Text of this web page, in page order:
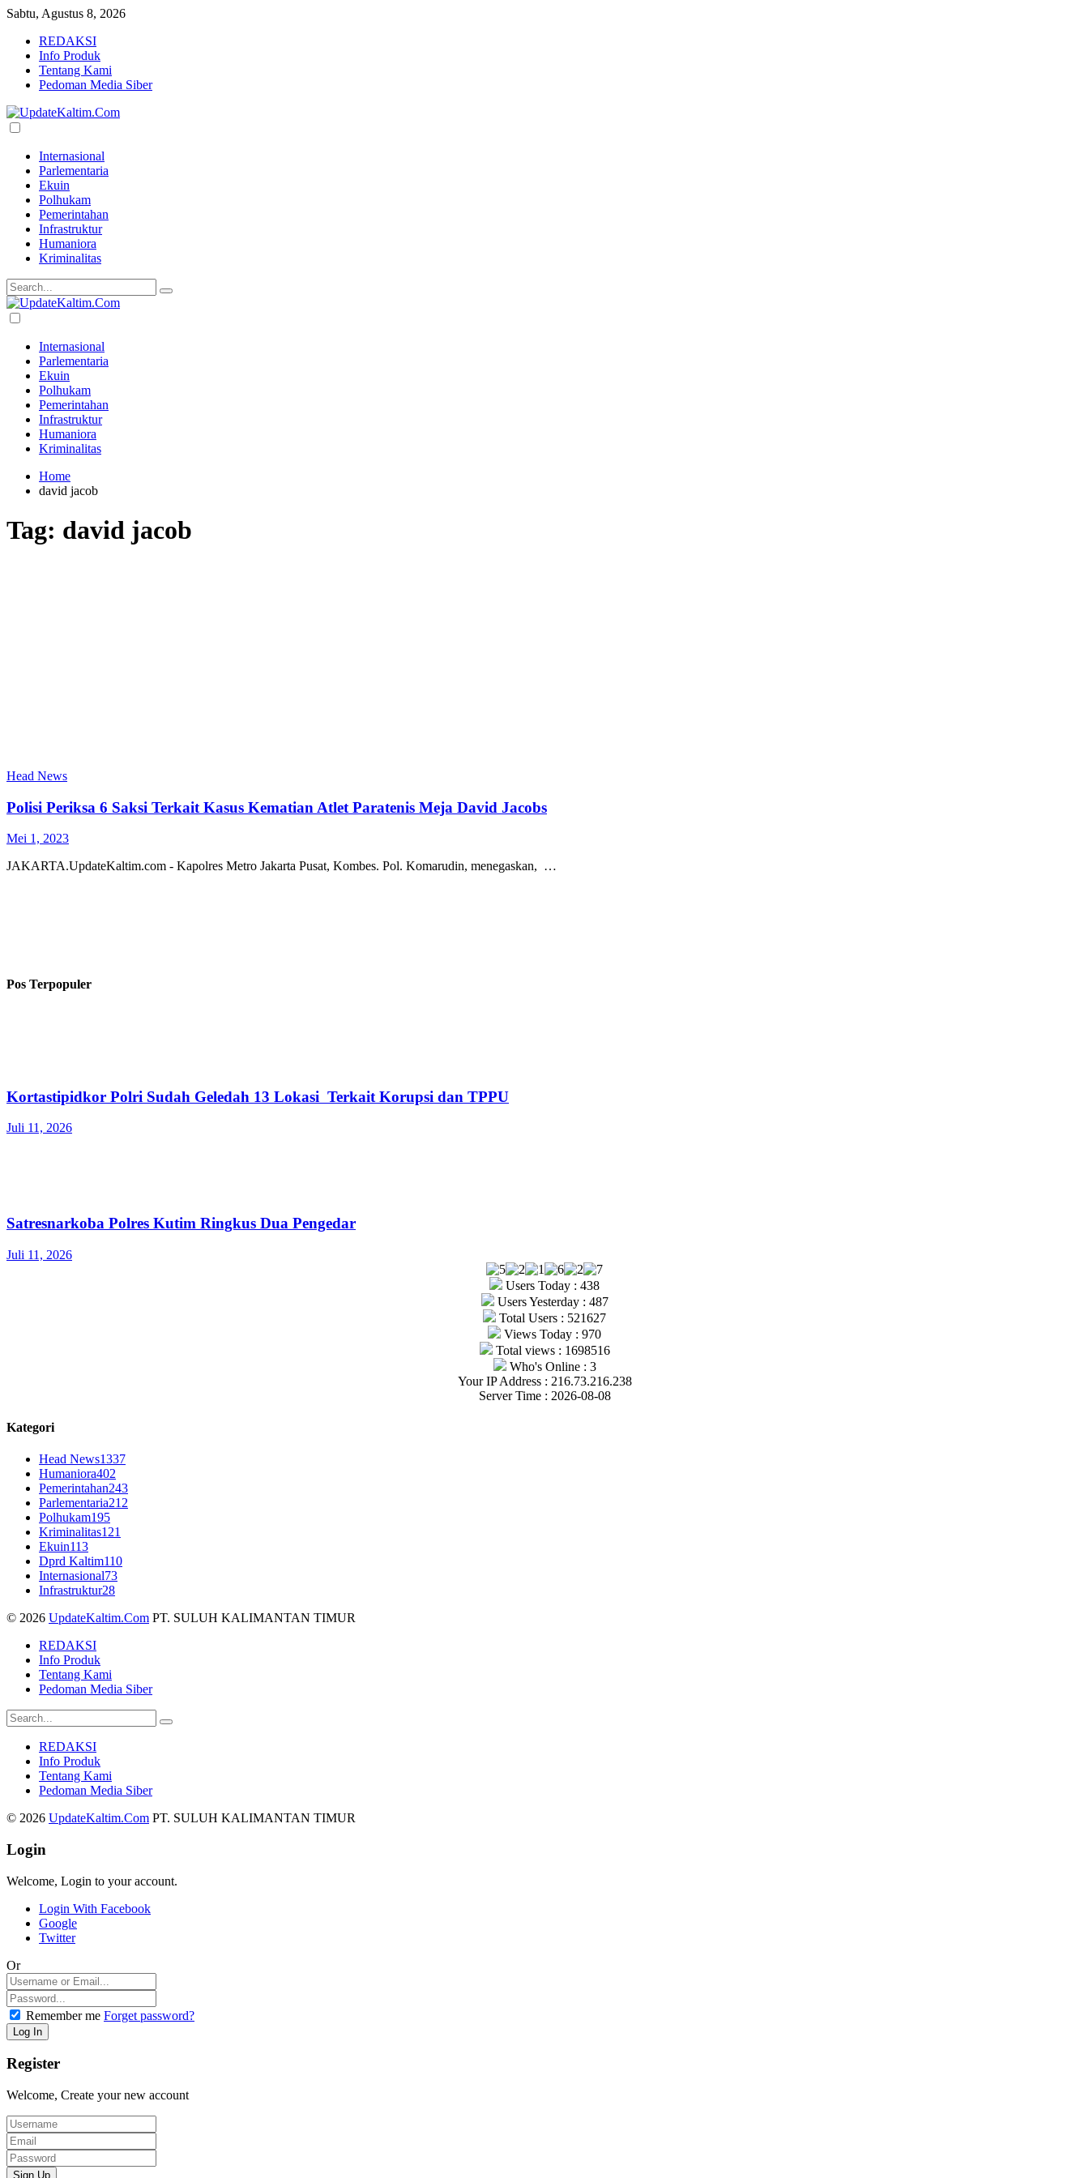
Sabtu, Agustus 8, 2026
REDAKSI
Info Produk
Tentang Kami
Pedoman Media Siber
Internasional
Parlementaria
Ekuin
Polhukam
Pemerintahan
Infrastruktur
Humaniora
Kriminalitas
Internasional
Parlementaria
Ekuin
Polhukam
Pemerintahan
Infrastruktur
Humaniora
Kriminalitas
Home
david jacob
Tag: david jacob
Head News
Polisi Periksa 6 Saksi Terkait Kasus Kematian Atlet Paratenis Meja David Jacobs
Mei 1, 2023
JAKARTA.UpdateKaltim.com - Kapolres Metro Jakarta Pusat, Kombes. Pol. Komarudin, menegaskan, …
Pos Terpopuler
Kortastipidkor Polri Sudah Geledah 13 Lokasi Terkait Korupsi dan TPPU
Juli 11, 2026
Satresnarkoba Polres Kutim Ringkus Dua Pengedar
Juli 11, 2026
Users Today : 438
Users Yesterday : 487
Total Users : 521627
Views Today : 970
Total views : 1698516
Who's Online : 3
Your IP Address : 216.73.216.238
Server Time : 2026-08-08
Kategori
Head News1337
Humaniora402
Pemerintahan243
Parlementaria212
Polhukam195
Kriminalitas121
Ekuin113
Dprd Kaltim110
Internasional73
Infrastruktur28
© 2026 UpdateKaltim.Com PT. SULUH KALIMANTAN TIMUR
REDAKSI
Info Produk
Tentang Kami
Pedoman Media Siber
REDAKSI
Info Produk
Tentang Kami
Pedoman Media Siber
© 2026 UpdateKaltim.Com PT. SULUH KALIMANTAN TIMUR
Login
Welcome, Login to your account.
Login With Facebook
Google
Twitter
Or
Remember me Forget password?
Register
Welcome, Create your new account